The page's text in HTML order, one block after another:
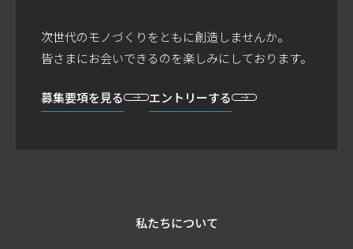
次世代のモノづくりをともに創造しませんか。
皆さまにお会いできるのを楽しみにしております。
募集要項を見る エントリーする
私たちについて